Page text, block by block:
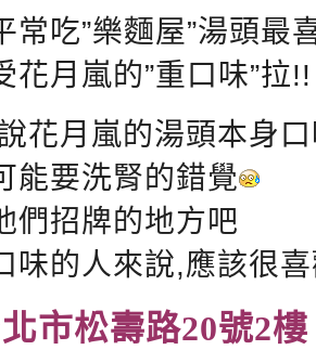
常吃”樂麵屋”湯頭最
花月嵐的”重口味”拉!!
花月嵐的湯頭本身
能要洗腎的錯覺
們招牌的地方吧
味的人來說,應該很
市松壽路20號2樓